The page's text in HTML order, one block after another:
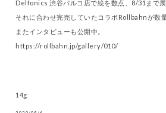
Delfonics 渋谷パルコ店で絵を数点、8/31まで展
それに合わせ完売していたコラボRollbahnが数
またインタビューも公開中。
https://rollbahn.jp/gallery/010/
14g